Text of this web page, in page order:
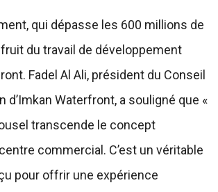
qui dépasse les 600 millions de
du travail de développement
Fadel Al Ali, président du Conseil
d’Imkan Waterfront, a souligné que «
transcende le concept
commercial. C’est un véritable
pour offrir une expérience